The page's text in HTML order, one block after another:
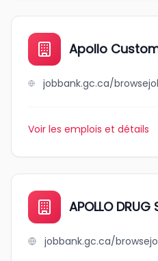
Apollo
Voir les emplois et détails
APOLLO DRUG